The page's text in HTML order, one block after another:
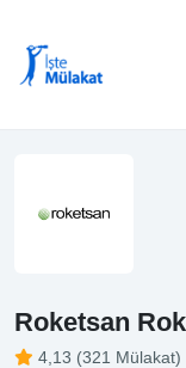
Roketsan
4,13 (321 Mülakat)